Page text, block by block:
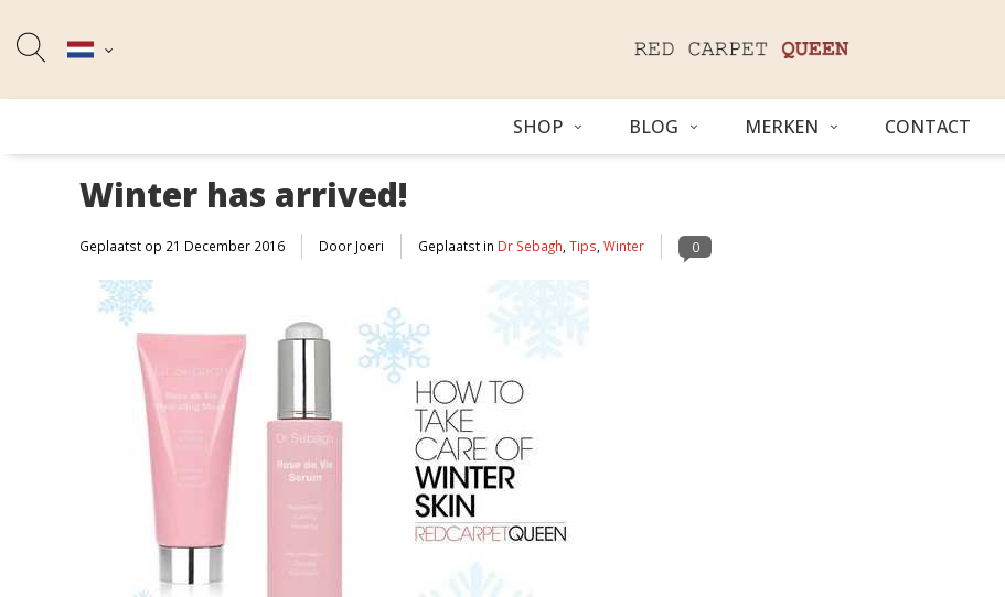
SHOP BLOG MERKEN CONTACT
Winter has arrived!
Geplaatst op 21 December 2016 Door Joeri Geplaatst in Dr Sebagh, Tips, Winter 0